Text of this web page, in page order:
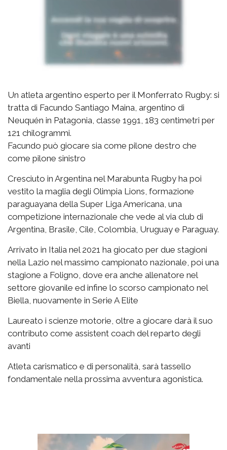
Un atleta argentino esperto per il Monferrato Rugby: si
tratta di Facundo Santiago Maina, argentino di
Neuquén in Patagonia, classe 1991, 183 centimetri per
121 chilogrammi.
Facundo può giocare sia come pilone destro che
come pilone sinistro
Cresciuto in Argentina nel Marabunta Rugby ha poi
vestito la maglia degli Olimpia Lions, formazione
paraguayana della Super Liga Americana, una
competizione internazionale che vede al via club di
Argentina, Brasile, Cile, Colombia, Uruguay e Paraguay.
Arrivato in Italia nel 2021 ha giocato per due stagioni
nella Lazio nel massimo campionato nazionale, poi una
stagione a Foligno, dove era anche allenatore nel
settore giovanile ed infine lo scorso campionato nel
Biella, nuovamente in Serie A Elite
Laureato i scienze motorie, oltre a giocare darà il suo
contributo come assistent coach del reparto degli
avanti
Atleta carismatico e di personalità, sarà tassello
fondamentale nella prossima avventura agonistica.